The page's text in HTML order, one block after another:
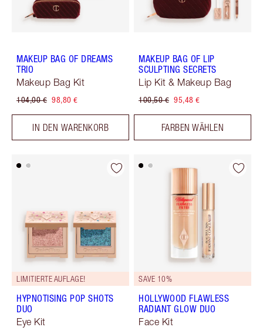
MAKEUP BAG OF DREAMS
TRIO
Makeup Bag Kit
104,00 € 98,80 €
IN DEN WARENKORB
MAKEUP BAG OF LIP
SCULPTING SECRETS
Lip Kit & Makeup Bag
100,50 € 95,48 €
FARBEN WÄHLEN
LIMITIERTE AUFLAGE!
HYPNOTISING POP SHOTS
DUO
Eye Kit
SAVE 10%
HOLLYWOOD FLAWLESS
RADIANT GLOW DUO
Face Kit